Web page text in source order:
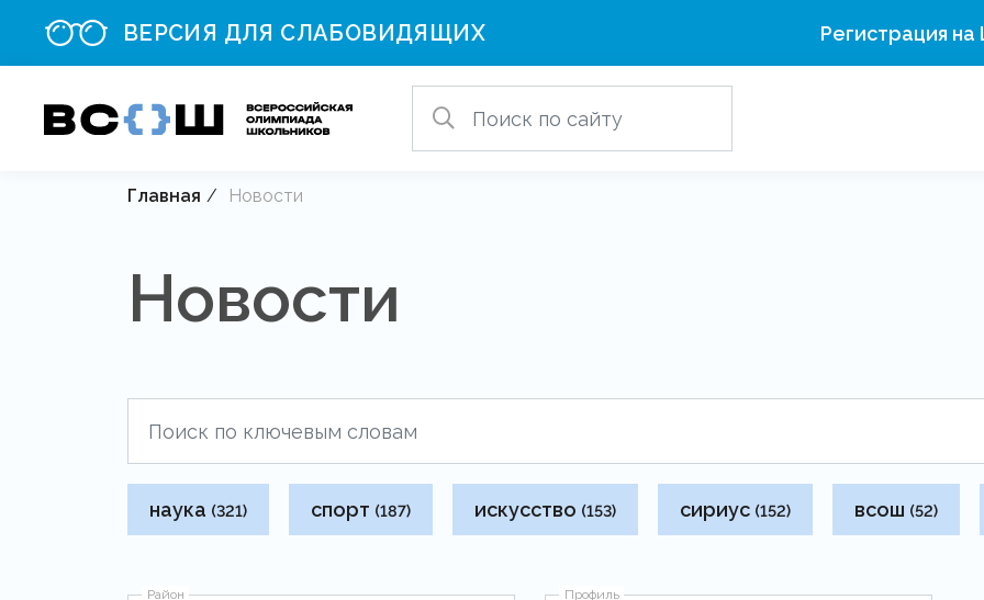
ВЕРСИЯ ДЛЯ СЛАБОВИДЯЩИХ Регистрация
Главная Новости
Новости
наука (321) спорт (187) искусство (153) сириус (152) всош (52)
Район Профиль